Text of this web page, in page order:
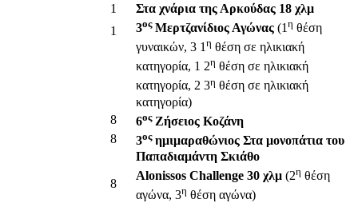
1
Στα χνάρια της Αρκούδας 18 χλμ
1
3οςΜερτζανίδιος Αγώνας (1 η θέση
γυναικών, 3 1 η θέση σε ηλικιακή
κατηγορία, 1 2η θέση σε ηλικιακή
κατηγορία, 2 3η θέση σε ηλικιακή
κατηγορία)
8
6οςΖήσειος Κοζάνη
8
3οςημιμαραθώνιος Στα μονοπάτια του
Παπαδιαμάντη Σκιάθο
8
Alonissos Challenge 30 χλμ (2η θέση
αγώνα, 3η θέση αγώνα)